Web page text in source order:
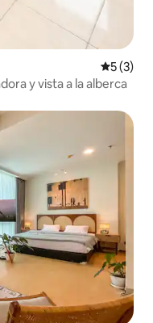
5 (3)
y vista a la alberca